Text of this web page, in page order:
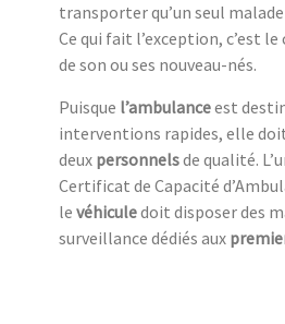
transporter qu’un seul
Ce qui fait l’exception, c’est le
de son ou ses nouveau-nés.
Puisque l’ambulanceest
interventions rapides, elle
deux personnelsde qualité.
Certificat de Capacité
le véhiculedoit disposer des
surveillance dédiés aux